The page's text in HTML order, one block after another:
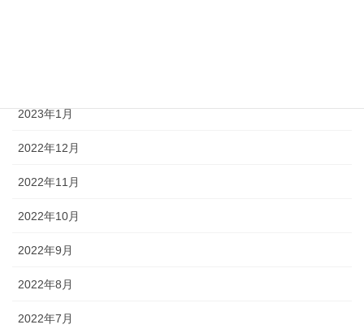
2023年1月
2022年12月
2022年11月
2022年10月
2022年9月
2022年8月
2022年7月